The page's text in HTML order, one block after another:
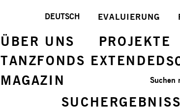
EVALUIERUNG
DEUTSCH
ÜBER UNS
PROJEKTE
TANZFONDS EXTENDED
MAGAZIN
Suchen